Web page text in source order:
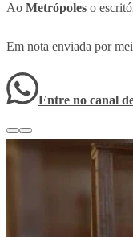
Ao Metrópoles o
Em nota enviada por
Entre no canal